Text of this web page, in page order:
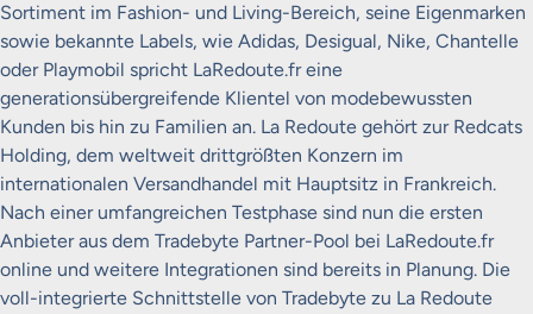
Sortiment im Fashion- und Living-Bereich, seine Eigenmarken
sowie bekannte Labels, wie Adidas, Desigual, Nike, Chantelle
oder Playmobil spricht LaRedoute.fr eine
generationsübergreifende Klientel von modebewussten
Kunden bis hin zu Familien an. La Redoute gehört zur Redcats
Holding, dem weltweit drittgrößten Konzern im
internationalen Versandhandel mit Hauptsitz in Frankreich.
Nach einer umfangreichen Testphase sind nun die ersten
Anbieter aus dem Tradebyte Partner-Pool bei LaRedoute.fr
online und weitere Integrationen sind bereits in Planung. Die
voll-integrierte Schnittstelle von Tradebyte zu La Redoute